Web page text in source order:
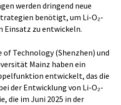
werden dringend neue
benötigt, um Li-O₂-
Einsatz zu entwickeln.
Technology (Shenzhen) und
Mainz haben ein
entwickelt, das die
der Entwicklung von Li-O₂-
die im Juni 2025 in der